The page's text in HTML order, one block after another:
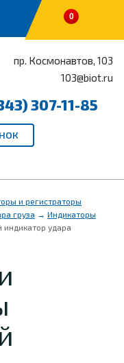
0
пр. Космонавтов, 103
103@biot.ru
307-11-85
и регистраторы
груза → Индикаторы
удара